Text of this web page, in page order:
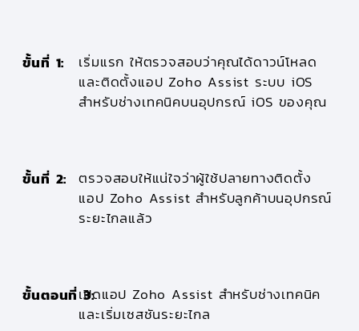
ขั้นที่ 1:
เริ่มแรก ให้ตรวจสอบว่าคุณได้ดาวน์โหลด
และติดตั้งแอป Zoho Assist ระบบ iOS
สำหรับช่างเทคนิคบนอุปกรณ์ iOS ของคุณ
ขั้นที่ 2:
ตรวจสอบให้แน่ใจว่าผู้ใช้ปลายทางติดตั้ง
แอป Zoho Assist สำหรับลูกค้าบนอุปกรณ์
ระยะไกลแล้ว
ขั้นตอนที่ 3:เปิดแอป Zoho Assist สำหรับช่างเทคนิค
และเริ่มเซสชันระยะไกล